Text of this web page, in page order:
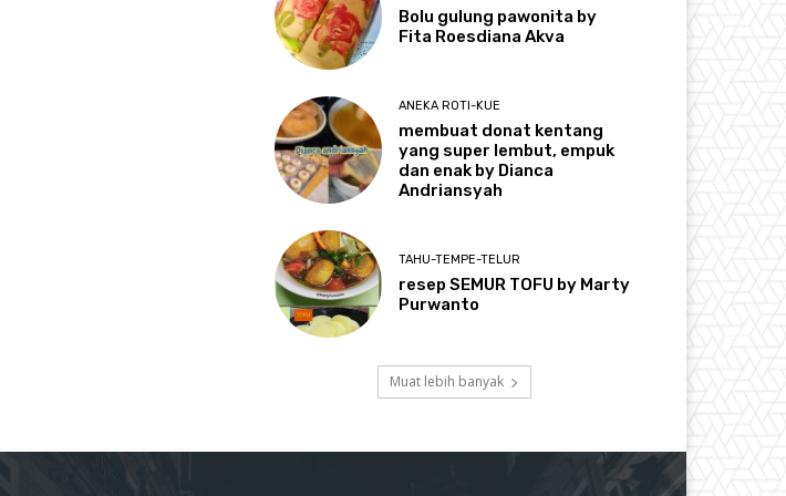
Bolu gulung pawonita by
Fita Roesdiana Akva
ANEKA ROTI-KUE
membuat donat kentang
yang super lembut, empuk
dan enak by Dianca
Andriansyah
TAHU-TEMPE-TELUR
resep SEMUR TOFU by Marty
Purwanto
Muat lebih banyak